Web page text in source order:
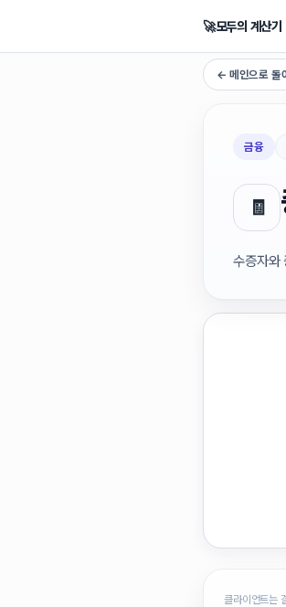
🚀모두의 계산기
← 메인으로 돌
금융
🧾
수증자와
클라이언트는